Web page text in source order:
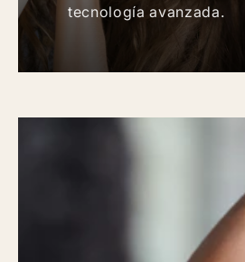
tecnología avanzada.